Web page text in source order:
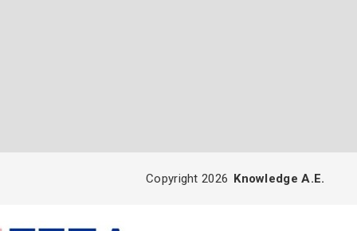
Copyright 2026 Knowledge A.E.